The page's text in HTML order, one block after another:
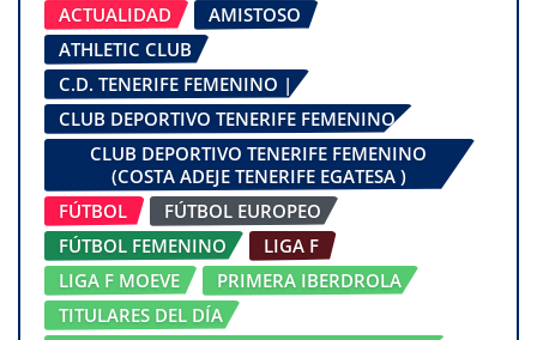
ACTUALIDAD
AMISTOSO
ATHLETIC CLUB
C.D. TENERIFE FEMENINO |
CLUB DEPORTIVO TENERIFE FEMENINO
CLUB DEPORTIVO TENERIFE FEMENINO
(COSTA ADEJE TENERIFE EGATESA )
FÚTBOL
FÚTBOL EUROPEO
FÚTBOL FEMENINO
LIGA F
LIGA F MOEVE
PRIMERA IBERDROLA
TITULARES DEL DÍA